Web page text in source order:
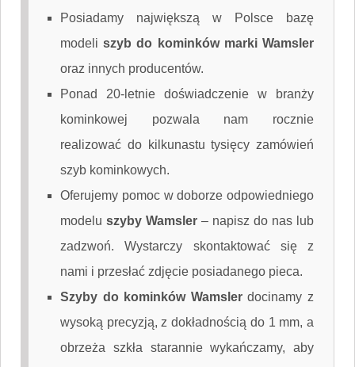
Posiadamy największą w Polsce bazę
modeliszyb do kominków marki Wamsler
oraz innych producentów.
Ponad 20-letnie doświadczenie w branży
kominkowej pozwala nam rocznie
realizować do kilkunastu tysięcy zamówień
szyb kominkowych.
Oferujemy pomoc w doborze odpowiedniego
modelu szyby Wamsler – napisz do nas lub
zadzwoń. Wystarczy skontaktować się z
nami i przesłać zdjęcie posiadanego pieca.
Szyby do kominków Wamslerdocinamy z
wysoką precyzją, z dokładnością do 1 mm, a
obrzeża szkła starannie wykańczamy, aby